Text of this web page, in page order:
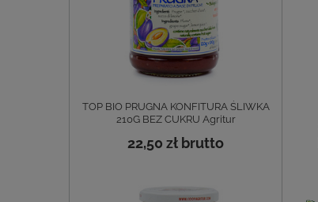
TOP BIO PRUGNA KONFITURA ŚLIWKA
210G BEZ CUKRU Agritur
22,50 zł brutto
KAWA DECA
bezkofeinowa
ziarnista 1000g BIO
Caffe Pazzini
159,00 zł
brutto
MESSICO mielona
250g BIO Caffe
Pazzini (zaparzacz,
przelewowy)
43,00 zł
brutto